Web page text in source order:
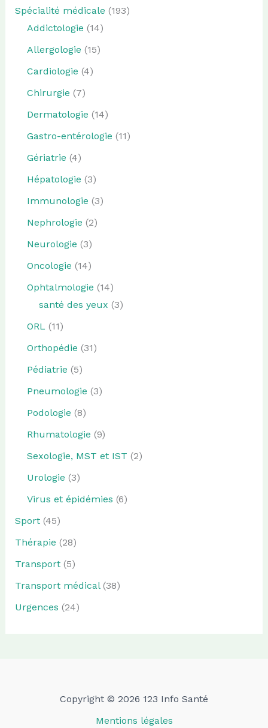
Spécialité médicale (193)
Addictologie (14)
Allergologie (15)
Cardiologie (4)
Chirurgie (7)
Dermatologie (14)
Gastro-entérologie (11)
Gériatrie (4)
Hépatologie (3)
Immunologie (3)
Nephrologie (2)
Neurologie (3)
Oncologie (14)
Ophtalmologie (14)
santé des yeux (3)
ORL (11)
Orthopédie (31)
Pédiatrie (5)
Pneumologie (3)
Podologie (8)
Rhumatologie (9)
Sexologie, MST et IST (2)
Urologie (3)
Virus et épidémies (6)
Sport(45)
Thérapie (28)
Transport(5)
Transport médical(38)
Urgences (24)
Copyright © 2026 123 Info Santé
Mentions légales